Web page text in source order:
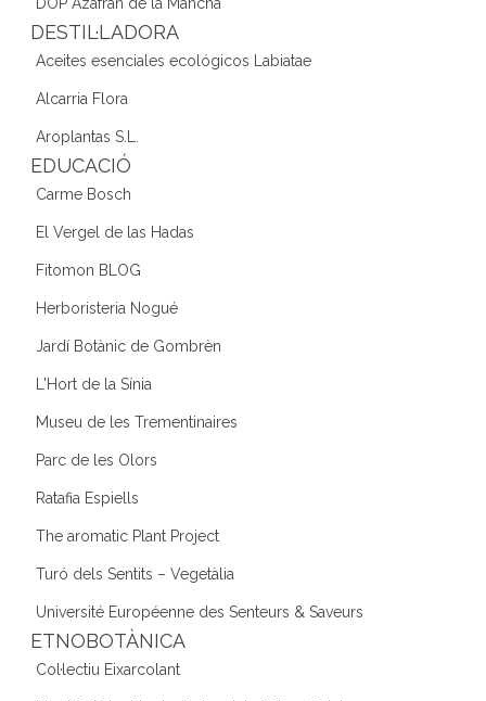
DESTIL·LADORA
Aceites esenciales ecológicos Labiatae
Alcarria Flora
Aroplantas S.L.
EDUCACIÓ
Carme Bosch
El Vergel de las Hadas
Fitomon BLOG
Herboristeria Nogué
Jardí Botànic de Gombrèn
L'Hort de la Sínia
Museu de les Trementinaires
Parc de les Olors
Ratafia Espiells
The aromatic Plant Project
Turó dels Sentits – Vegetàlia
Université Européenne des Senteurs & Saveurs
ETNOBOTÀNICA
Col·lectiu Eixarcolant